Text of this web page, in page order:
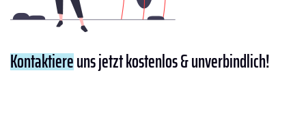
Kontaktiereuns jetzt kostenlos & unverbindlich!